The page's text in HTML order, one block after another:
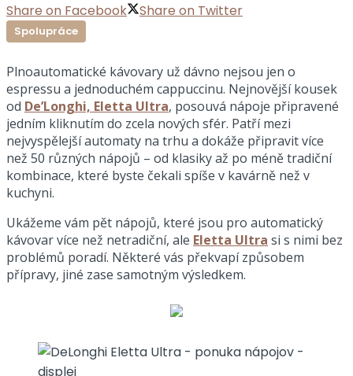
Share on Facebook Share on Twitter
Spolupráce
Plnoautomatické kávovary už dávno nejsou jen o
espressu a jednoduchém cappuccinu. Nejnovější kousek
od De’Longhi, Eletta Ultra, posouvá nápoje připravené
jedním kliknutím do zcela nových sfér. Patří mezi
nejvyspělejší automaty na trhu a dokáže připravit více
než 50 různých nápojů – od klasiky až po méně tradiční
kombinace, které byste čekali spíše v kavárně než v
kuchyni.
Ukážeme vám pět nápojů, které jsou pro automatický
kávovar více než netradiční, ale Eletta Ultra si s nimi bez
problémů poradí. Některé vás překvapí způsobem
přípravy, jiné zase samotným výsledkem.